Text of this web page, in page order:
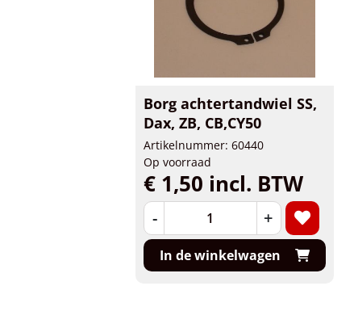
Borg achtertandwiel SS,
Dax, ZB, CB,CY50
Artikelnummer: 60440
Op voorraad
€ 1,50 incl. BTW
- +
In de winkelwagen